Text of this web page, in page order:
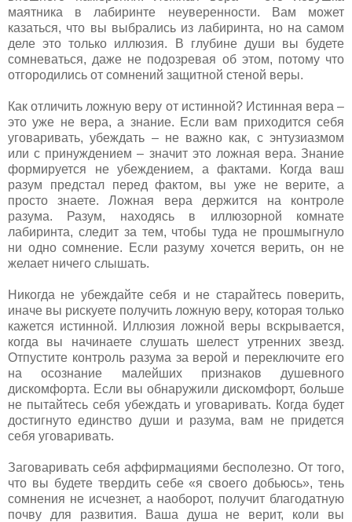
маятника в лабиринте неуверенности. Вам может
казаться, что вы выбрались из лабиринта, но на самом
деле это только иллюзия. В глубине души вы будете
сомневаться, даже не подозревая об этом, потому что
отгородились от сомнений защитной стеной веры.
Как отличить ложную веру от истинной? Истинная вера –
это уже не вера, а знание. Если вам приходится себя
уговаривать, убеждать – не важно как, с энтузиазмом
или с принуждением – значит это ложная вера. Знание
формируется не убеждением, а фактами. Когда ваш
разум предстал перед фактом, вы уже не верите, а
просто знаете. Ложная вера держится на контроле
разума. Разум, находясь в иллюзорной комнате
лабиринта, следит за тем, чтобы туда не прошмыгнуло
ни одно сомнение. Если разуму хочется верить, он не
желает ничего слышать.
Никогда не убеждайте себя и не старайтесь поверить,
иначе вы рискуете получить ложную веру, которая только
кажется истинной. Иллюзия ложной веры вскрывается,
когда вы начинаете слушать шелест утренних звезд.
Отпустите контроль разума за верой и переключите его
на осознание малейших признаков душевного
дискомфорта. Если вы обнаружили дискомфорт, больше
не пытайтесь себя убеждать и уговаривать. Когда будет
достигнуто единство души и разума, вам не придется
себя уговаривать.
Заговаривать себя аффирмациями бесполезно. От того,
что вы будете твердить себе «я своего добьюсь», тень
сомнения не исчезнет, а наоборот, получит благодатную
почву для развития. Ваша душа не верит, коли вы